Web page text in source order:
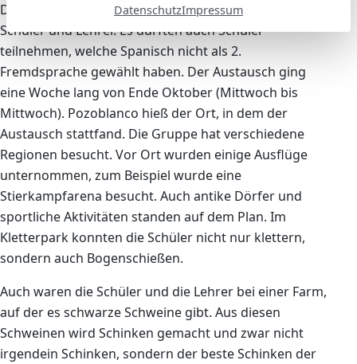
Der Bürgermeister von Pozoblanco begrüßte alle
Schüler und Lehrer. Es durften auch Schüler
teilnehmen, welche Spanisch nicht als 2.
Fremdsprache gewählt haben. Der Austausch ging
eine Woche lang von Ende Oktober (Mittwoch bis
Mittwoch). Pozoblanco hieß der Ort, in dem der
Austausch stattfand. Die Gruppe hat verschiedene
Regionen besucht. Vor Ort wurden einige Ausflüge
unternommen, zum Beispiel wurde eine
Stierkampfarena besucht. Auch antike Dörfer und
sportliche Aktivitäten standen auf dem Plan. Im
Kletterpark konnten die Schüler nicht nur klettern,
sondern auch Bogenschießen.
Auch waren die Schüler und die Lehrer bei einer Farm,
auf der es schwarze Schweine gibt. Aus diesen
Schweinen wird Schinken gemacht und zwar nicht
irgendein Schinken, sondern der beste Schinken der
DatenschutzImpressum